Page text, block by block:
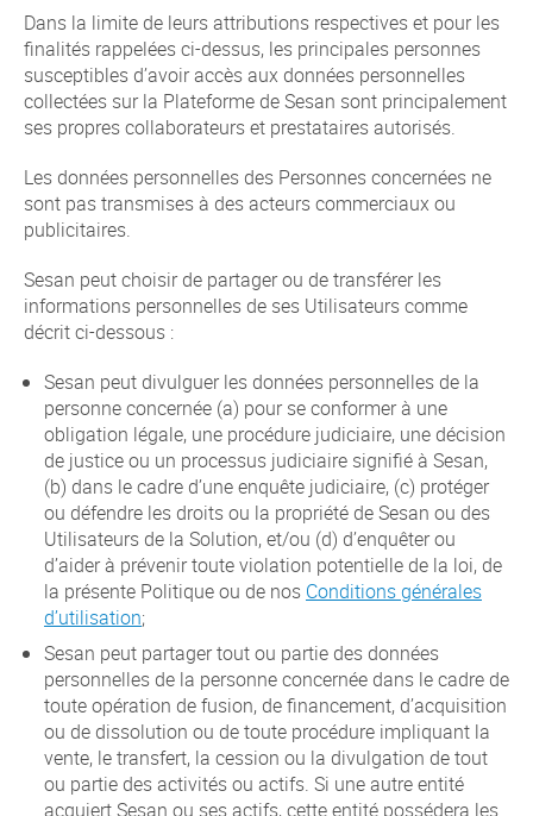
Dans la limite de leurs attributions respectives et pour les
finalités rappelées ci-dessus, les principales personnes
susceptibles d’avoir accès aux données personnelles
collectées sur la Plateforme de Sesan sont principalement
ses propres collaborateurs et prestataires autorisés.
Les données personnelles des Personnes concernées ne
sont pas transmises à des acteurs commerciaux ou
publicitaires.
Sesan peut choisir de partager ou de transférer les
informations personnelles de ses Utilisateurs comme
décrit ci-dessous :
Sesan peut divulguer les données personnelles de la
personne concernée (a) pour se conformer à une
obligation légale, une procédure judiciaire, une décision
de justice ou un processus judiciaire signifié à Sesan,
(b) dans le cadre d’une enquête judiciaire, (c) protéger
ou défendre les droits ou la propriété de Sesan ou des
Utilisateurs de la Solution, et/ou (d) d’enquêter ou
d’aider à prévenir toute violation potentielle de la loi, de
la présente Politique ou de nos Conditions générales
d’utilisation;
Sesan peut partager tout ou partie des données
personnelles de la personne concernée dans le cadre de
toute opération de fusion, de financement, d’acquisition
ou de dissolution ou de toute procédure impliquant la
vente, le transfert, la cession ou la divulgation de tout
ou partie des activités ou actifs. Si une autre entité
acquiert Sesan ou ses actifs, cette entité possédera les